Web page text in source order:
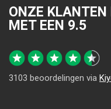
ONZE KLANTEN
MET EEN 9.5
3103 beoordelingen via